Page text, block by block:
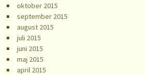
oktober 2015
september 2015
august 2015
juli 2015
juni 2015
maj 2015
april 2015